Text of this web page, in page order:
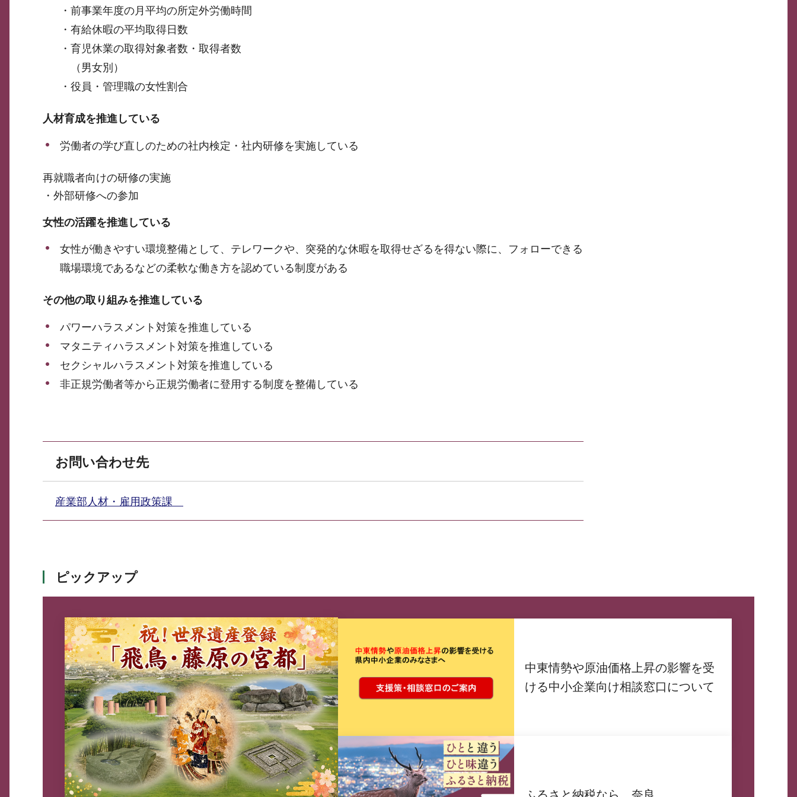
・前事業年度の月平均の所定外労働時間
・有給休暇の平均取得日数
・育児休業の取得対象者数・取得者数
（男女別）
・役員・管理職の女性割合
人材育成を推進している
労働者の学び直しのための社内検定・社内研修を実施している
再就職者向けの研修の実施
・外部研修への参加
女性の活躍を推進している
女性が働きやすい環境整備として、テレワークや、突発的な休暇を取得せざるを得ない際に、フォローできる
職場環境であるなどの柔軟な働き方を認めている制度がある
その他の取り組みを推進している
パワーハラスメント対策を推進している
マタニティハラスメント対策を推進している
セクシャルハラスメント対策を推進している
非正規労働者等から正規労働者に登用する制度を整備している
お問い合わせ先
産業部人材・雇用政策課
ピックアップ
中東情勢や原油価格上昇の影響を受
ける中小企業向け相談窓口について